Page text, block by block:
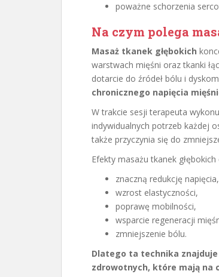
poważne schorzenia
Na czym polega
Masaż tkanek głębokich
warstwach mięśni oraz tkanki
dotarcie do źródeł bólu i
chronicznego napięcia
W trakcie sesji terapeuta
indywidualnych potrzeb każdej
także przyczynia się do
Efekty masażu tkanek
znaczną redukcję napięcia,
wzrost elastyczności,
poprawę mobilności,
wsparcie regeneracji
zmniejszenie bólu.
Dlatego ta technika
zdrowotnych, które mają na